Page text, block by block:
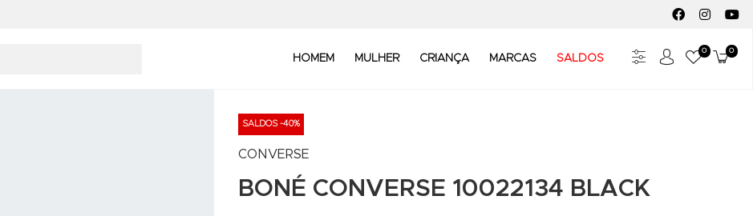
FACEBOOK
HOMEM MULHER CRIANÇA MARCAS SALDOS Meus
0 0
SALDOS -40%
CONVERSE
BONÉ CONVERSE 10022134 BLACK